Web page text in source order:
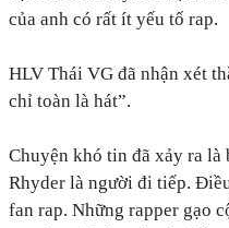
của anh có rất ít yếu tố rap.
HLV Thái VG đã nhận xét
chỉ toàn là hát”.
Chuyện khó tin đã xảy ra là
Rhyder là người đi tiếp.
fan rap. Những rapper gạo